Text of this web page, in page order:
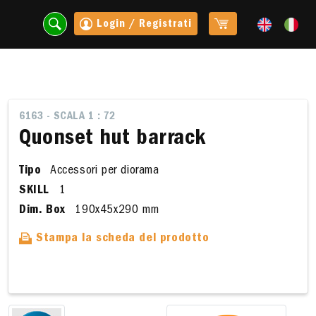
Login / Registrati
6163 - SCALA 1 : 72
Quonset hut barrack
Tipo
Accessori per diorama
SKILL
1
Dim. Box
190x45x290 mm
Stampa la scheda del prodotto